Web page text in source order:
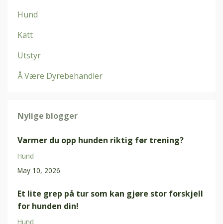
Hund
Katt
Utstyr
Å Være Dyrebehandler
Nylige blogger
Varmer du opp hunden riktig før trening?
Hund
May 10, 2026
Et lite grep på tur som kan gjøre stor forskjell
for hunden din!
Hund